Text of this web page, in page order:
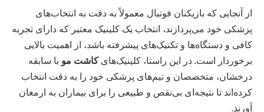
از آنجایی که بازیکنان فوتبال معمولاً به دقت به انتخاب‌های
پزشکی خود می‌پردازند، انتخاب یک کلینیک معتبر که دارای تجربه
کافی و دستگاه‌ها و تکنیک‌های پیشرفته باشد، از اهمیت بالایی
برخوردار است. در این راستا، کلینیک‌هایکاشت مو با سابقه
درخشان، متخصصان و تیم‌های پزشکی خود را به دقت انتخاب
کرده‌اند تا نتیجه‌ای بی‌نقص و طبیعی را برای بیماران به ارمغان
آورند.